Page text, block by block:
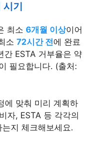
시기
최소 6개월 이상이어
소 72시간 전에 완료
간 ESTA 거부율은 약
필요합니다. (출처:
에 맞춰 미리 계획하
자, ESTA 등 각각의
지 체크해보세요.